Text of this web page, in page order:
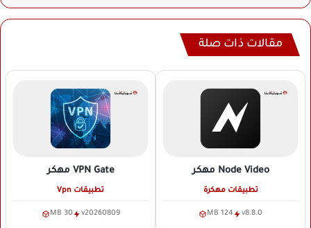
مقالات ذات صلة
Node Video مهكر
تطبيقات مهكرة
v8.8.0
124 MB
VPN Gate مهكر
تطبيقات Vpn
v20260809
30 MB